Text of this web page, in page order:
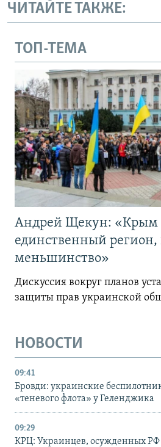
ЧИТАЙТЕ ТАКЖЕ:
ТОП-ТЕМА
Андрей Щекун: «Крым
единственный регион,
меньшинство»
Дискуссия вокруг планов
защиты прав украинской
НОВОСТИ
09:41
Бровди: украинские
«теневого флота» у Геленджика
09:29
КРЦ: Украинцев, осужденных РФ